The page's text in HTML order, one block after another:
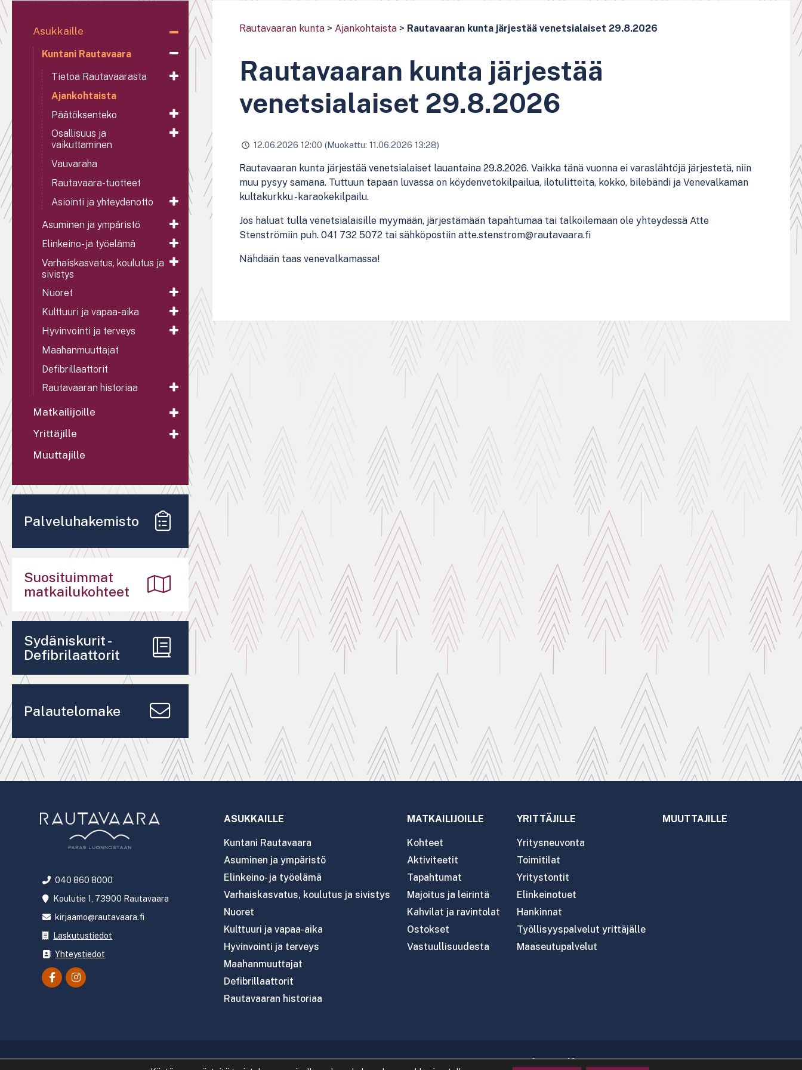
Rautavaaran kunta > Ajankohtaista > Rautavaaran kunta järjestää venetsialaiset 29.8.2026
Rautavaaran kunta järjestää
venetsialaiset 29.8.2026
12.06.2026 12:00 (Muokattu: 11.06.2026 13:28)
Rautavaaran kunta järjestää venetsialaiset lauantaina 29.8.2026. Vaikka tänä vuonna ei varaslähtöjä järjestetä, niin
muu pysyy samana. Tuttuun tapaan luvassa on köydenvetokilpailua, ilotulitteita, kokko, bilebändi ja Venevalkaman
kultakurkku -karaokekilpailu.
Jos haluat tulla venetsialaisille myymään, järjestämään tapahtumaa tai talkoilemaan ole yhteydessä Atte
Stenströmiin puh. 041 732 5072 tai sähköpostiin atte.stenstrom@rautavaara.fi
Nähdään taas venevalkamassa!
Asukkaille
Kuntani Rautavaara
Tietoa Rautavaarasta
Ajankohtaista
Päätöksenteko
Osallisuus ja
vaikuttaminen
Vauvaraha
Rautavaara-tuotteet
Asiointi ja yhteydenotto
Asuminen ja ympäristö
Elinkeino- ja työelämä
Varhaiskasvatus, koulutus ja
sivistys
Nuoret
Kulttuuri ja vapaa-aika
Hyvinvointi ja terveys
Maahanmuuttajat
Defibrillaattorit
Rautavaaran historiaa
Matkailijoille
Yrittäjille
Muuttajille
Palveluhakemisto
Suosituimmat
matkailukohteet
Sydäniskurit -
Defibrilaattorit
Palautelomake
040 860 8000
Koulutie 1, 73900 Rautavaara
kirjaamo@rautavaara.fi
Laskutustiedot
Yhteystiedot
ASUKKAILLE
Kuntani Rautavaara
Asuminen ja ympäristö
Elinkeino- ja työelämä
Varhaiskasvatus, koulutus ja sivistys
Nuoret
Kulttuuri ja vapaa-aika
Hyvinvointi ja terveys
Maahanmuuttajat
Defibrillaattorit
Rautavaaran historiaa
MATKAILIJOILLE
Kohteet
Aktiviteetit
Tapahtumat
Majoitus ja leirintä
Kahvilat ja ravintolat
Ostokset
Vastuullisuudesta
YRITTÄJILLE
Yritysneuvonta
Toimitilat
Yritystontit
Elinkeinotuet
Hankinnat
Työllisyyspalvelut yrittäjälle
Maaseutupalvelut
MUUTTAJILLE